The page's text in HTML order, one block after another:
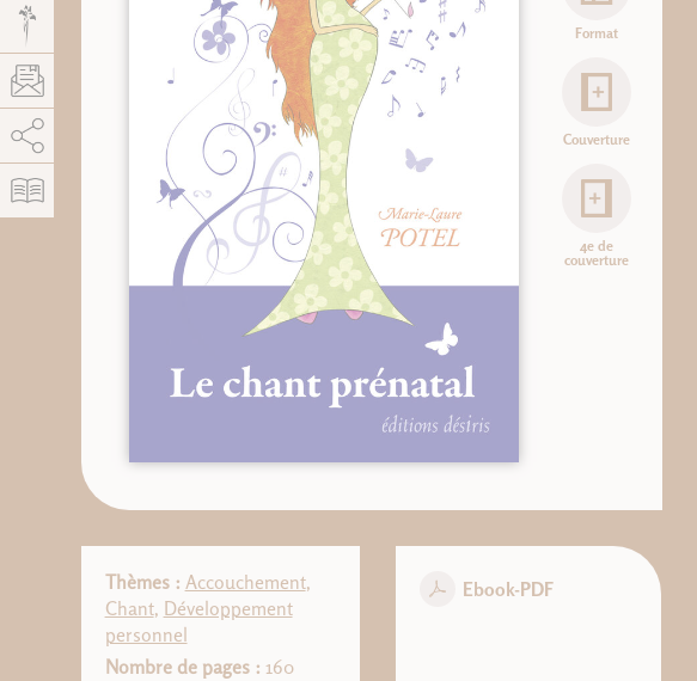
Format
Couverture
4e de
couverture
Thèmes : Accouchement,
Chant, Développement
personnel
Nombre de pages : 160
Ebook-PDF
AddThis est désactivé. Autoriser